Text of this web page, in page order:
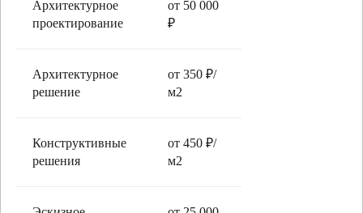
Архитектурное
проектирование
от 50 000
₽
Архитектурное
решение
от 350 ₽/
м2
Конструктивные
решения
от 450 ₽/
м2